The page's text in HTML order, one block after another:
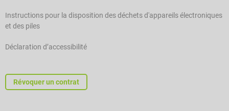
Instructions pour la disposition des déchets d'appareils électroniques
et des piles
Déclaration d’accessibilité
Révoquer un contrat